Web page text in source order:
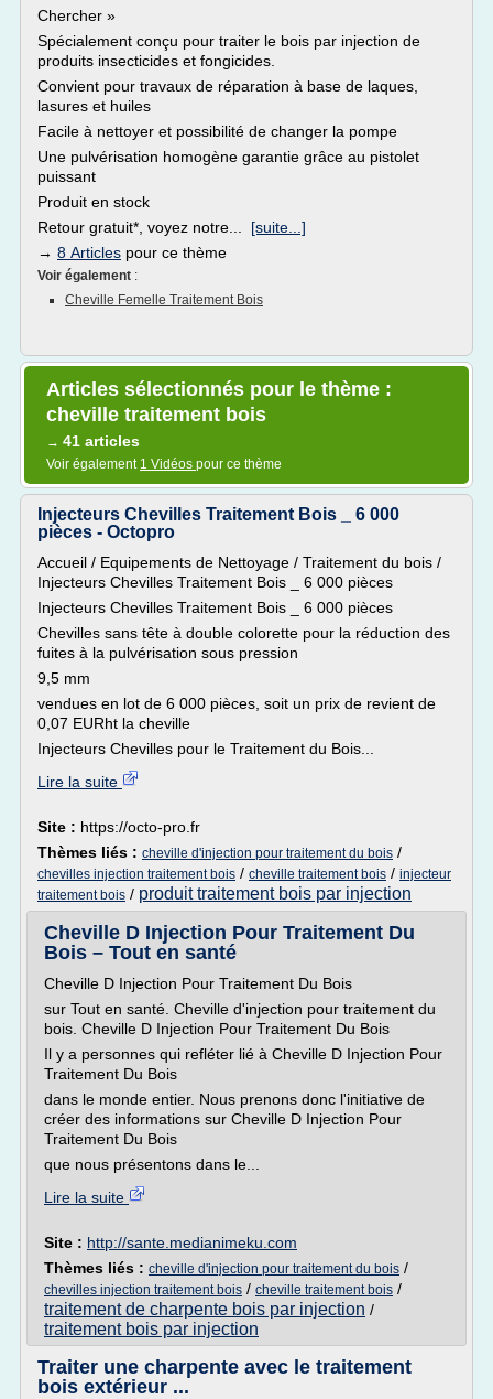
Chercher »
Spécialement conçu pour traiter le bois par injection de
produits insecticides et fongicides.
Convient pour travaux de réparation à base de laques,
lasures et huiles
Facile à nettoyer et possibilité de changer la pompe
Une pulvérisation homogène garantie grâce au pistolet
puissant
Produit en stock
Retour gratuit*, voyez notre... [suite...]
→ 8 Articles pour ce thème
Voir également :
Cheville Femelle Traitement Bois
Articles sélectionnés pour le thème :
cheville traitement bois
→ 41 articles
Voir également 1 Vidéos pour ce thème
Injecteurs Chevilles Traitement Bois _ 6 000
pièces - Octopro
Accueil / Equipements de Nettoyage / Traitement du bois /
Injecteurs Chevilles Traitement Bois _ 6 000 pièces
Injecteurs Chevilles Traitement Bois _ 6 000 pièces
Chevilles sans tête à double colorette pour la réduction des
fuites à la pulvérisation sous pression
9,5 mm
vendues en lot de 6 000 pièces, soit un prix de revient de
0,07 EURht la cheville
Injecteurs Chevilles pour le Traitement du Bois...
Lire la suite
Site : https://octo-pro.fr
Thèmes liés : cheville d'injection pour traitement du bois /
chevilles injection traitement bois / cheville traitement bois / injecteur
traitement bois / produit traitement bois par injection
Cheville D Injection Pour Traitement Du
Bois – Tout en santé
Cheville D Injection Pour Traitement Du Bois
sur Tout en santé. Cheville d'injection pour traitement du
bois. Cheville D Injection Pour Traitement Du Bois
Il y a personnes qui refléter lié à Cheville D Injection Pour
Traitement Du Bois
dans le monde entier. Nous prenons donc l'initiative de
créer des informations sur Cheville D Injection Pour
Traitement Du Bois
que nous présentons dans le...
Lire la suite
Site : http://sante.medianimeku.com
Thèmes liés : cheville d'injection pour traitement du bois /
chevilles injection traitement bois / cheville traitement bois /
traitement de charpente bois par injection /
traitement bois par injection
Traiter une charpente avec le traitement
bois extérieur ...